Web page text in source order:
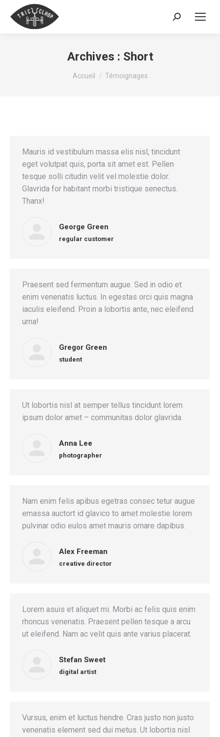
Recherche
Archives : Short
Vous êtes ici :
Accueil Témoignages
Mauris id vestibulum massa elis nisl, tincidunt
eget volutpat quis, porta sit amet est. Pellen
tesque solli citudin velit vel molestie dolor.
Glavrida for habitant morbi tristique senectus.
Thanx!
George Green
regular customer
Praesent sed fermentum augue. Sed in odio et
enim venenatis luctus. In egestas orci quis magna
iaculis eleifend. Proin a lobortis ante, nec eleifend
urna!
Gregor Green
student
Ut lobortis nisl at semper tellus tincidunt lorem
ipsum dolor amet – communitas dolor glavrida.
Anna Lee
photographer
Nam enim felis apibus egetras consec tetur augue
emassa auctort id glavico to amet molestie lorem
pulvinar odio eulos amet mauris ornare dapibus.
Alex Freeman
creative director
Lorem asuis et aliquet mi. Morbi ac felis quis enim
rhoncus venenatis. Praesent pellen tesque a arcu
ut eleifend. Nam ac velit quis ante varius placerat.
Stefan Sweet
digital artist
Vursus, enim et luctus hendre. Cras justo non justo
venenatis element sed dui metus. Ut lobortis nisl